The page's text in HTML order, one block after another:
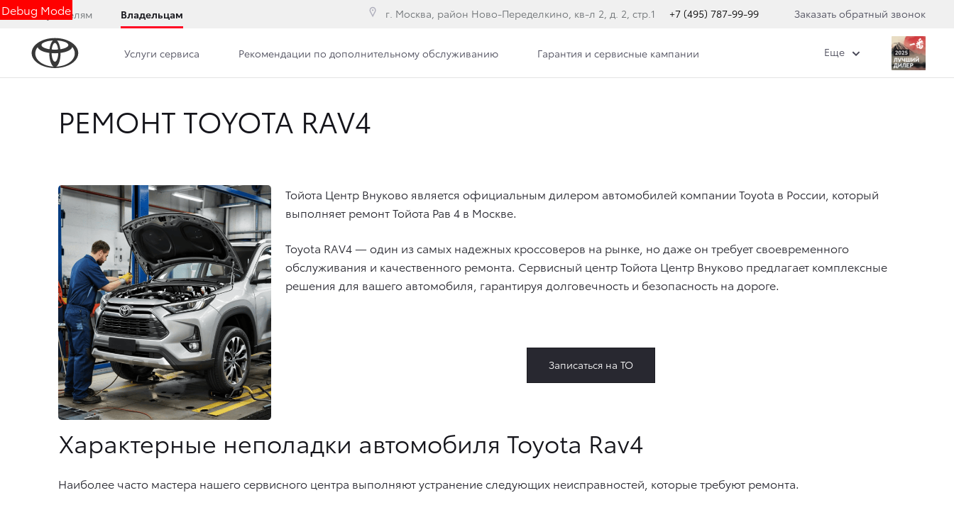
Debug Mode
Покупателям Владельцам г. Москва, район Ново-Переделкино, кв-л 2, д. 2, стр.1 +7 (495) 787-99-99 Заказать обратный звонок
Услуги сервиса Рекомендации по дополнительному обслуживанию Гарантия и сервисные кампании Еще
РЕМОНТ TOYOTA RAV4
Тойота Центр Внуково является официальным дилером автомобилей компании Toyota в России, который
выполняет ремонт Тойота Рав 4 в Москве.
Toyota RAV4 — один из самых надежных кроссоверов на рынке, но даже он требует своевременного
обслуживания и качественного ремонта. Сервисный центр Тойота Центр Внуково предлагает комплексные
решения для вашего автомобиля, гарантируя долговечность и безопасность на дороге.
Записаться на ТО
Характерные неполадки автомобиля Toyota Rav4
Наиболее часто мастера нашего сервисного центра выполняют устранение следующих неисправностей, которые требуют ремонта.